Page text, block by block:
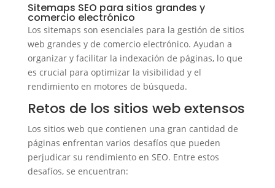
Sitemaps SEO para sitios grandes y
comercio electrónico
Los sitemaps son esenciales para la gestión de sitios
web grandes y de comercio electrónico. Ayudan a
organizar y facilitar la indexación de páginas, lo que
es crucial para optimizar la visibilidad y el
rendimiento en motores de búsqueda.
Retos de los sitios web extensos
Los sitios web que contienen una gran cantidad de
páginas enfrentan varios desafíos que pueden
perjudicar su rendimiento en SEO. Entre estos
desafíos, se encuentran: